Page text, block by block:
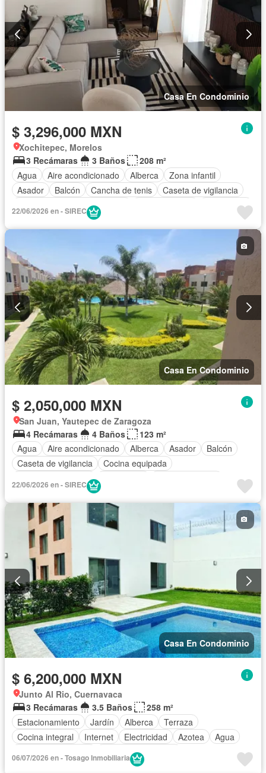
Casa En Condominio
$ 3,296,000 MXN
Xochitepec, Morelos
3 Recámaras
3 Baños
208 m²
Agua
Aire acondicionado Alberca
Zona infantil
Asador
Balcón Cancha de tenis
Caseta de vigilancia
Circuito cerrado de televisión
Electricidad
Gimnasio
Terraza
22/06/2026 en - SIREC
Casa En Condominio
$ 2,050,000 MXN
San Juan, Yautepec de Zaragoza
4 Recámaras
4 Baños
123 m²
Agua
Aire acondicionado Alberca Asador
Balcón
Caseta de vigilancia
Cocina equipada
Cuarto de Limpieza
Recámara con closet
Terraza
Zonas verdes
22/06/2026 en - SIREC
Casa En Condominio
$ 6,200,000 MXN
Junto Al Rio, Cuernavaca
3 Recámaras
3.5 Baños
258 m²
Estacionamiento
Jardín Alberca
Terraza
Cocina integral
Internet Electricidad Azotea
Agua
Televisión por cable
Recámara con closet
06/07/2026 en - Tosago Inmobiliaria